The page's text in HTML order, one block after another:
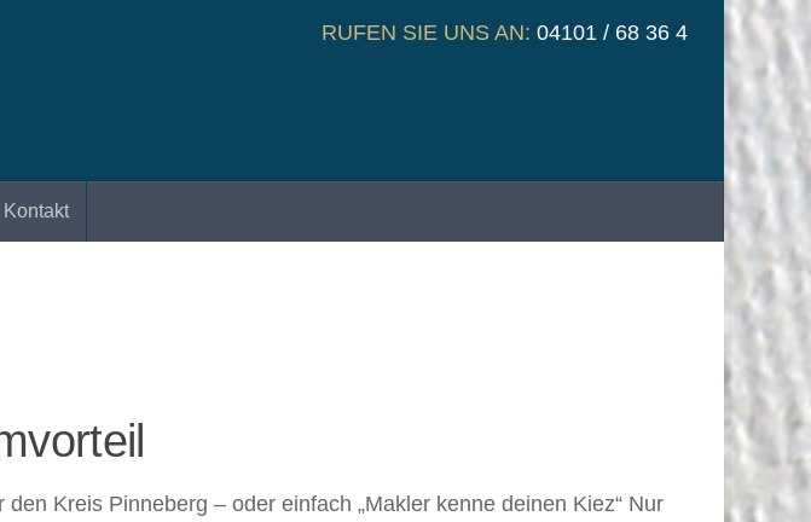
RUFEN SIE UNS AN: 04101 / 68 36 4
Kontakt
Kreis Pinneberg – oder einfach „Makler kenne deinen Kiez“ Nur